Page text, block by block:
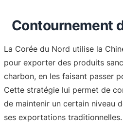
Contournement
La Corée du Nord utilise la
pour exporter des produits
charbon, en les faisant passer
Cette stratégie lui permet de
de maintenir un certain niveau
ses exportations traditionnelles.